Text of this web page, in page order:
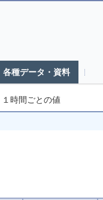
各種データ・資料
１時間ごとの値